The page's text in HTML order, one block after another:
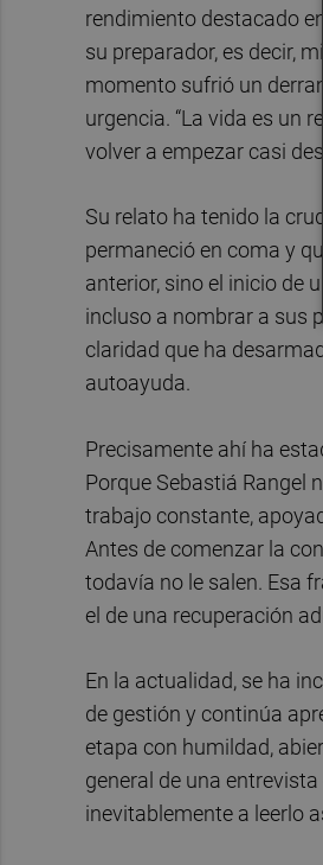
rendimiento destacado
su preparador, es decir,
momento sufrió un
urgencia. “La vida es un
volver a empezar casi
Su relato ha tenido la
permaneció en coma y
anterior, sino el inicio de
incluso a nombrar a sus
claridad que ha
autoayuda.
Precisamente ahí ha
Porque Sebastiá Rangel
trabajo constante,
Antes de comenzar la
todavía no le salen. Esa
el de una recuperación
En la actualidad, se ha
de gestión y continúa
etapa con humildad,
general de una
inevitablemente a leerlo